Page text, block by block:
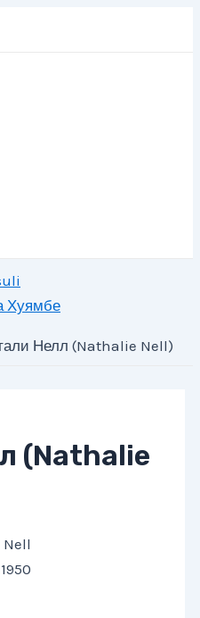
Хуямбе
Нелл (Nathalie Nell)
(Nathalie